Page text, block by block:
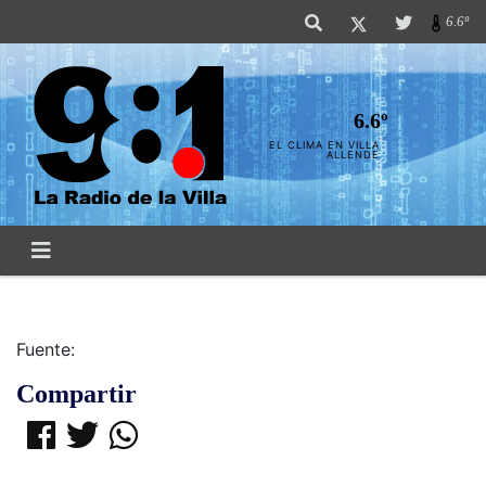
6.6º
6.6º
EL CLIMA EN VILLA
ALLENDE
Fuente:
Compartir